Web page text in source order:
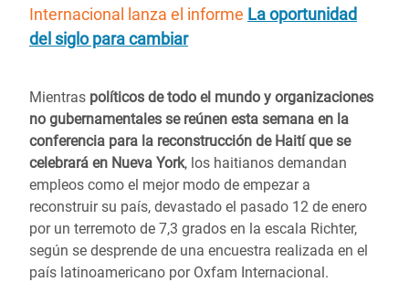
Internacional lanza el informe La oportunidad
del siglo para cambiar
Mientras políticos de todo el mundo y organizaciones
no gubernamentales se reúnen esta semana en la
conferencia para la reconstrucción de Haití que se
celebrará en Nueva York, los haitianos demandan
empleos como el mejor modo de empezar a
reconstruir su país, devastado el pasado 12 de enero
por un terremoto de 7,3 grados en la escala Richter,
según se desprende de una encuestra realizada en el
país latinoamericano por Oxfam Internacional.